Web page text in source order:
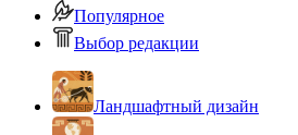
Популярное
Выбор редакции
Ландшафтный дизайн